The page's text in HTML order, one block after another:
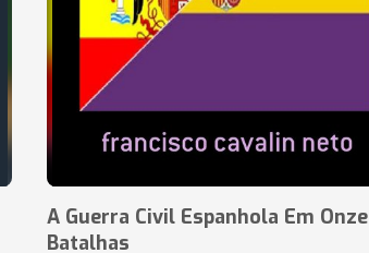
A Guerra Civil Espanhola Em Onze
Batalhas